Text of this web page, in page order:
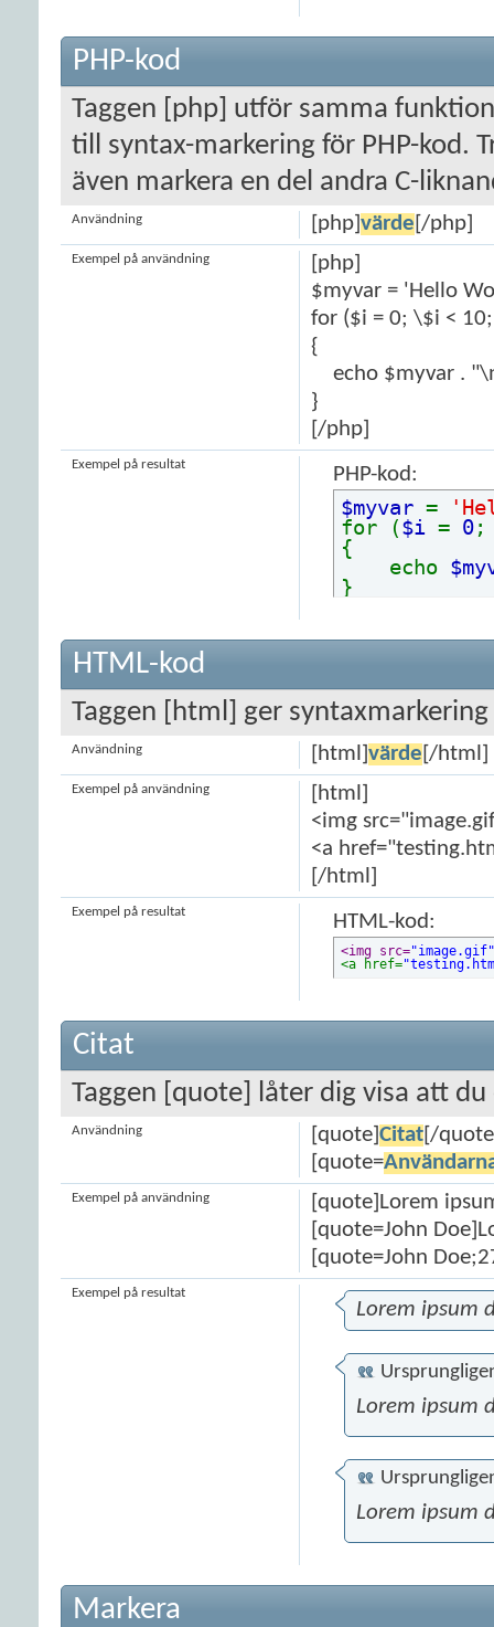
PHP-kod
Taggen [php] utför samma
till syntax-markering för PHP-kod.
även markera en del andra C-
[php] värde [/php]
Användning
[php]
$myvar = 'Hello
for ($i = 0; \$i <
{
echo $myvar .
}
[/php]
Exempel på användning
PHP-kod:
$myvar =
for ($i = 0
{
echo
}
Exempel på resultat
HTML-kod
Taggen [html] ger
[html] värde [/html]
Användning
[html]
<img
<a
[/html]
Exempel på användning
HTML-kod:
<img src="image.gif"
<a href=
Exempel på resultat
Citat
Taggen [quote] låter dig visa att
[quote] Citat[/
[quote=
Användning
[quote]Lorem
[quote=John
[quote=John
Exempel på användning
Lorem ipsum
Lorem ipsum
Lorem ipsum
Exempel på resultat
Markera